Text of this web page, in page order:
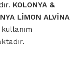
KOLONYA &
LİMON ALVİNA